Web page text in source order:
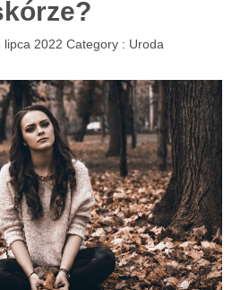
lipca 2022 Category : Uroda